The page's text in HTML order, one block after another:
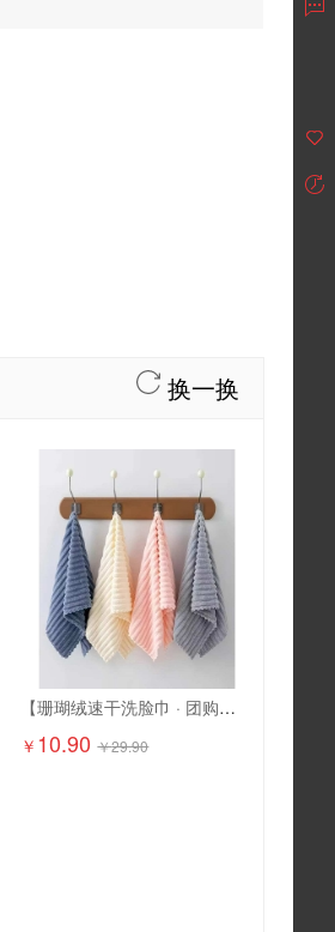
换一换
【珊瑚绒速干洗脸巾 · 团购特惠】10.9元抢6条！ 超柔软珊瑚绒，吸水强、速干不闷味，洗脸/卸妆/擦手都超舒服
￥ 10.90 ￥29.90